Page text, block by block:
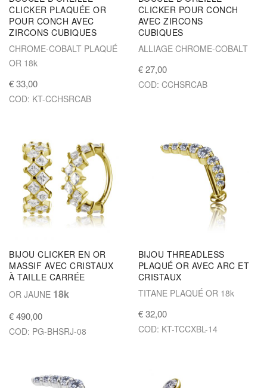
CLICKER PLAQUÉE OR
POUR CONCH AVEC
ZIRCONS CUBIQUES
CHROME-COBALT PLAQUÉ
OR 18k
€ 33,00
COD: KT-CCHSRCAB
CLICKER POUR CONCH
AVEC ZIRCONS
CUBIQUES
ALLIAGE CHROME-COBALT
€ 27,00
COD: CCHSRCAB
BIJOU CLICKER EN OR
MASSIF AVEC CRISTAUX
À TAILLE CARRÉE
OR JAUNE 18k
€ 490,00
COD: PG-BHSRJ-08
BIJOU THREADLESS
PLAQUÉ OR AVEC ARC ET
CRISTAUX
TITANE PLAQUÉ OR 18k
€ 32,00
COD: KT-TCCXBL-14